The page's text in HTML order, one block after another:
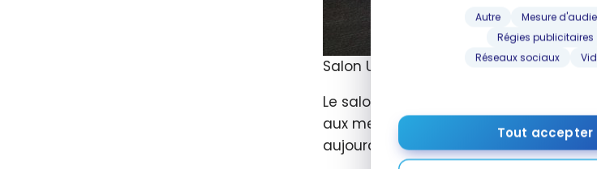
Autre
Mesure
Régies publicitaires
Réseaux sociaux
Tout accepter
Salon United Club – Terminal G – San
Le salon que nous vous présentons
aux membres Star Alliance Gold ou
aujourd’hui).